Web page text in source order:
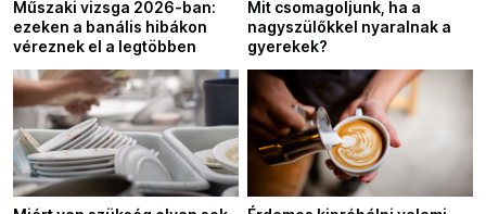
Műszaki vizsga 2026-ban:
ezeken a banális hibákon
véreznek el a legtöbben
Mit csomagoljunk, ha a
nagyszülőkkel nyaralnak a
gyerekek?